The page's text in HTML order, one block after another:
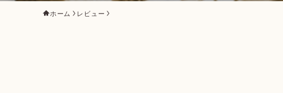
ホーム レビュー